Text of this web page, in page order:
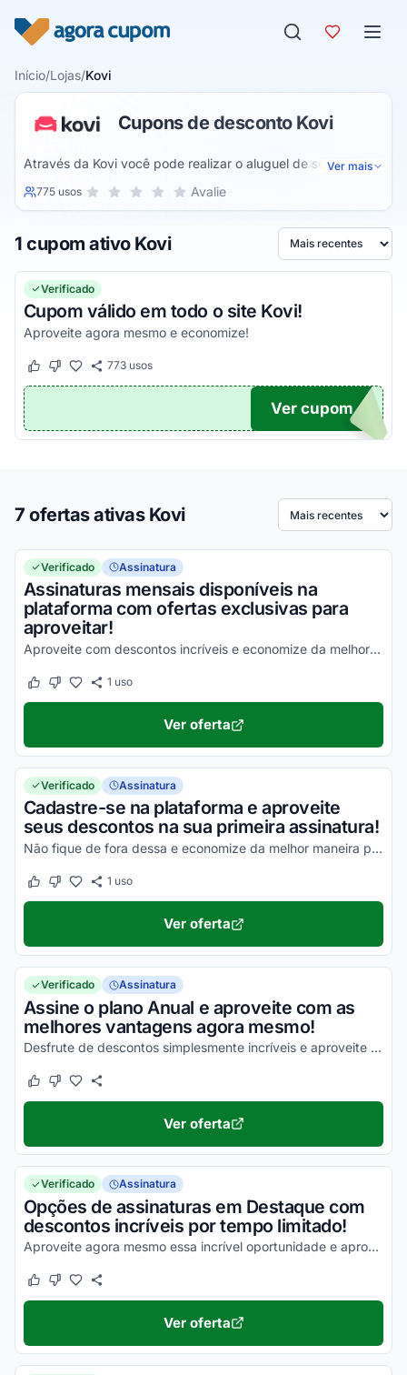
Início/Lojas/Kovi
Cupons de desconto Kovi
Através da Kovi você pode realizar o aluguel de seu novo
carro de uma forma muito mais pratica e simples. Com os
possa que você possa aligar um carro em diferentes
Ver mais
775 usosSua nota para Kovi, de 1 a 5 estrelas
5 estrelas
4 estrelas
3 estrelas
2 estrelas
1 estrela Avalie
1 cupom ativo Kovi Ordenar por
Verificado
Cupom válido em todo o site Kovi!
Aproveite agora mesmo e economize!
Este cupom funcionou
Este cupom não funcionou
773usos
TICO
Ver cupom
7 ofertas ativas Kovi Ordenar por
Verificado Assinatura
Assinaturas mensais disponíveis na
plataforma com ofertas exclusivas para
aproveitar!
Aproveite com descontos incríveis e economize da melhor maneira possível!
Este cupom funcionou
Este cupom não funcionou
1 uso
Ver oferta
Verificado Assinatura
Cadastre-se na plataforma e aproveite
seus descontos na sua primeira assinatura!
Não fique de fora dessa e economize da melhor maneira possível!
Este cupom funcionou
Este cupom não funcionou
1 uso
Ver oferta
Verificado Assinatura
Assine o plano Anual e aproveite com as
melhores vantagens agora mesmo!
Desfrute de descontos simplesmente incríveis e aproveite para economizar!
Este cupom funcionou
Este cupom não funcionou
Ver oferta
Verificado Assinatura
Opções de assinaturas em Destaque com
descontos incríveis por tempo limitado!
Aproveite agora mesmo essa incrível oportunidade e aproveite para economizar agora mesmo!
Este cupom funcionou
Este cupom não funcionou
Ver oferta